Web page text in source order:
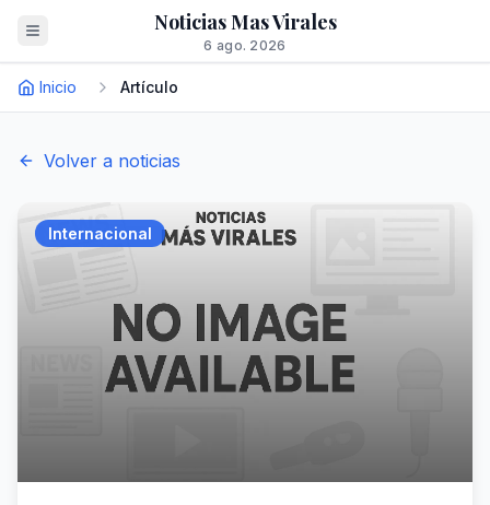
Noticias Mas Virales
6 ago. 2026
Inicio Artículo
Volver a noticias
Internacional